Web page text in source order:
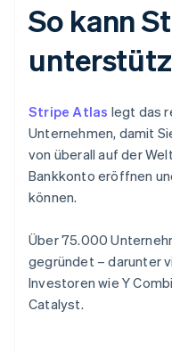
So kann
Stripe Atlas legt das
Unternehmen, damit
von überall auf der
Bankkonto eröffnen
können.
Über 75.000
gegründet – darunter
Investoren wie Y
Catalyst.